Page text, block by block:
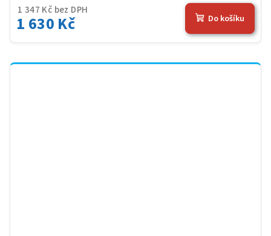
1 347 Kč bez DPH
1 630 Kč Do košíku